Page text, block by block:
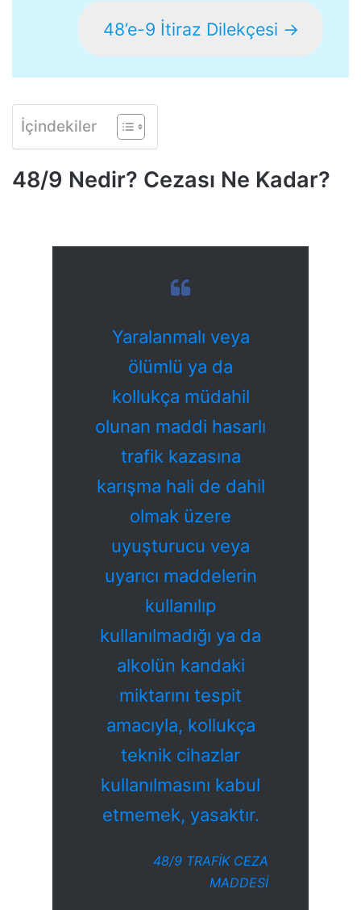
48’e-9 İtiraz Dilekçesi →
İçindekiler
48/9 Nedir? Cezası Ne Kadar?
Yaralanmalı veya
ölümlü ya da
kollukça müdahil
olunan maddi hasarlı
trafik kazasına
karışma hali de dahil
olmak üzere
uyuşturucu veya
uyarıcı maddelerin
kullanılıp
kullanılmadığı ya da
alkolün kandaki
miktarını tespit
amacıyla, kollukça
teknik cihazlar
kullanılmasını kabul
etmemek, yasaktır.
48/9 TRAFİK CEZA
MADDESİ